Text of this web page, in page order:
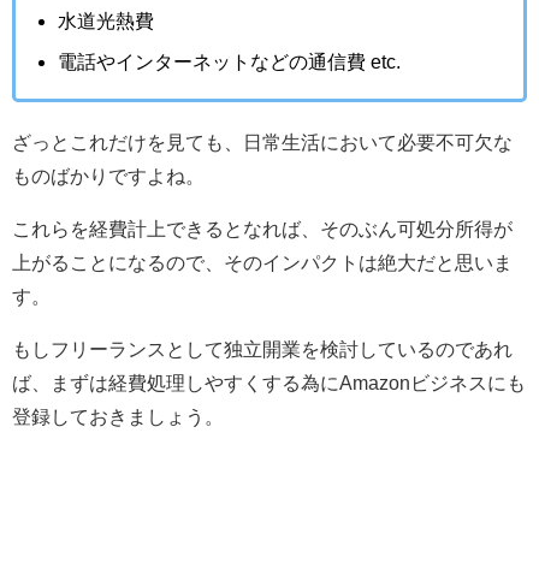
水道光熱費
電話やインターネットなどの通信費 etc.
ざっとこれだけを見ても、日常生活において必要不可欠な
ものばかりですよね。
これらを経費計上できるとなれば、そのぶん可処分所得が
上がることになるので、そのインパクトは絶大だと思いま
す。
もしフリーランスとして独立開業を検討しているのであれ
ば、まずは経費処理しやすくする為にAmazonビジネスにも
登録しておきましょう。